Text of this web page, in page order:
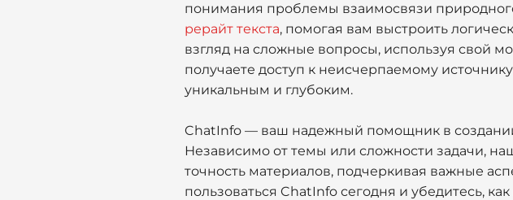
понимания проблемы взаимосвязи
рерайт текста, помогая вам выстроить
взгляд на сложные вопросы, используя свой
получаете доступ к неисчерпаемому
уникальным и глубоким.
ChatInfo — ваш надежный помощник в
Независимо от темы или сложности задачи,
точность материалов, подчеркивая важные
пользоваться ChatInfo сегодня и убедитесь,